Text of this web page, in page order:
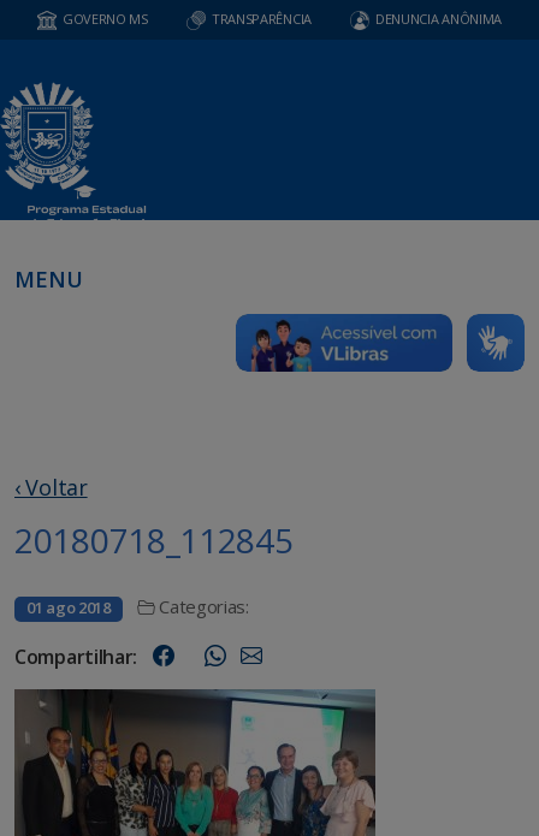
GOVERNO MS TRANSPARÊNCIA DENUNCIA ANÔNIMA
MENU
‹ Voltar
20180718_112845
01 ago 2018 Categorias:
Compartilhar: